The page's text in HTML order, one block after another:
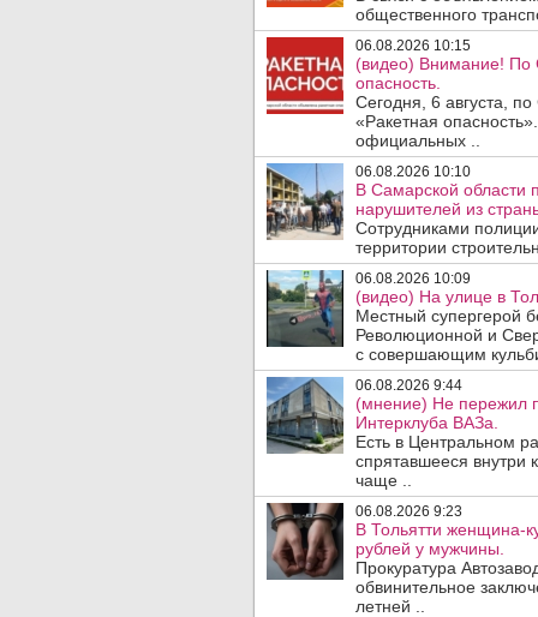
общественного
06.08.2026 10:15
(видео) Внимание! По
опасность.
Сегодня, 6 августа,
«Ракетная
официальных ..
06.08.2026 10:10
В Самарской области
нарушителей из
Сотрудниками
территории
06.08.2026 10:09
(видео) На улице в
Местный супергерой
Революционной и
с совершающим
06.08.2026 9:44
(мнение) Не пережил
Интерклуба ВАЗа.
Есть в Центральном
спрятавшееся внутри
чаще ..
06.08.2026 9:23
В Тольятти женщина-
рублей у мужчины.
Прокуратура
обвинительное
летней ..